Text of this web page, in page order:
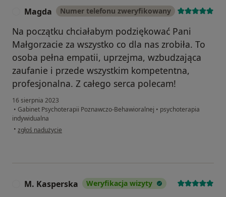
Magda Numer telefonu zweryfikowany
Na początku chciałabym podziękować Pani
Małgorzacie za wszystko co dla nas zrobiła. To
osoba pełna empatii, uprzejma, wzbudzająca
zaufanie i przede wszystkim kompetentna,
profesjonalna. Z całego serca polecam!
16 sierpnia 2023
• Gabinet Psychoterapii Poznawczo-Behawioralnej • psychoterapia
indywidualna
• w opinii użytkownika Magda
zgłoś nadużycie
M. Kasperska Weryfikacja wizyty